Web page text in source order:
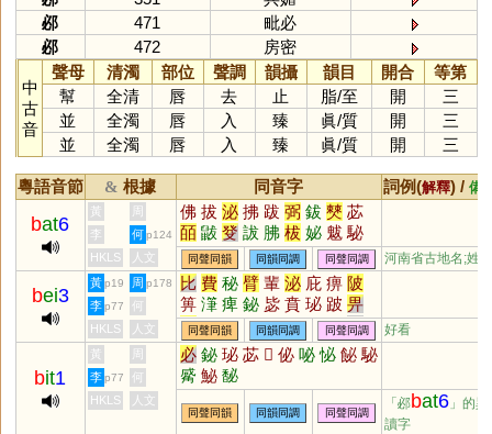
邲
471
毗必
邲
472 房密
中
古
音
聲母 清濁 部位 聲調 韻攝 韻目 開合
等第
幫
全清 唇 去 止 脂/至 開
三
並
全濁 唇 入 臻 眞/質 開
三
並
全濁 唇 入 臻 眞/質 開 三
粵語音節 & 根據 同音字 詞例(解釋) / 備
bat6
黃 周 佛 拔 泌 拂 跋 弼 鈸 僰 苾
皕 鼥 癹 詙 胇 柭 妼 魃 駜
茇 軷 菝 胈 犮
李 何 p124
HKLS 人文 同聲同韻 同韻同調 同聲同調 河南省古地名;姓
bei3
黃 p19 周 p178 比 費 秘 臂 輩 泌 庇 痹 陂
箅 潷 痺 鉍 毖 賁 珌 跛 畀
轡 詖 琲 疪 粊 飶 鄪 閟 柲
芘 祕
李 p77
何
HKLS
人文 同聲同韻 同韻同調 同聲同調 好看
bit1
黃 周 必 鉍 珌 苾 𠦒 佖 咇 怭 飶 駜
觱 鮅 馝
李 p77
何
HKLS
人文
同聲同韻 同韻同調 同聲同調
「邲bat6 」的異
讀字